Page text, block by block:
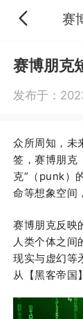
赛博朋克
发布于：
众所周知，未
签，赛博朋克
克”（punk）
命等想象空间
赛博朋克反映
人类个体之间
现实与虚幻等
从【黑客帝国